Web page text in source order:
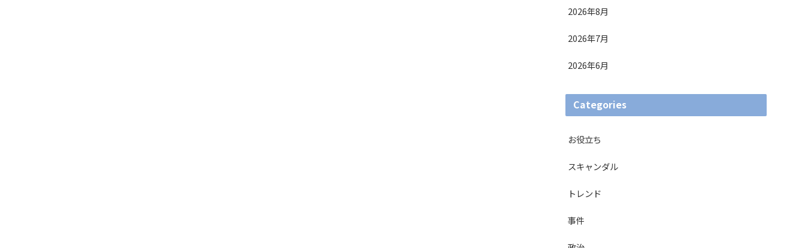
2026年8月
2026年7月
2026年6月
Categories
お役立ち
スキャンダル
トレンド
事件